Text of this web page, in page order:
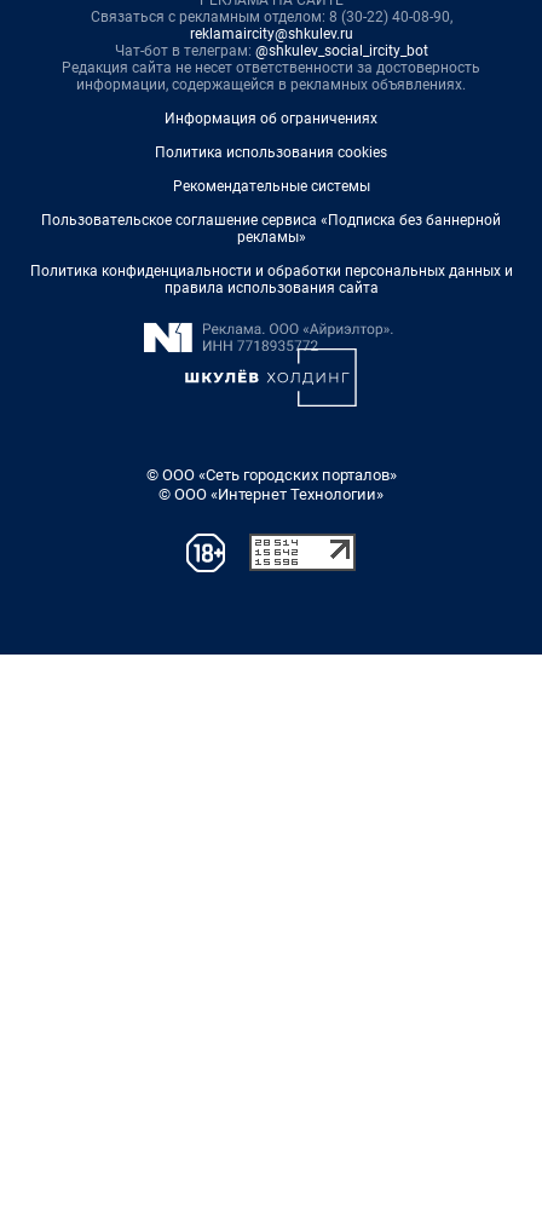
Связаться с рекламным отделом: 8 (30-22) 40-08-90,
reklamaircity@shkulev.ru
Чат-бот в телеграм: @shkulev_social_ircity_bot
Редакция сайта не несет ответственности за достоверность
информации, содержащейся в рекламных объявлениях.
Информация об ограничениях
Политика использования cookies
Рекомендательные системы
Пользовательское соглашение сервиса «Подписка без баннерной
рекламы»
Политика конфиденциальности и обработки персональных данных и
правила использования сайта
© ООО «Сеть городских порталов»
© ООО «Интернет Технологии»